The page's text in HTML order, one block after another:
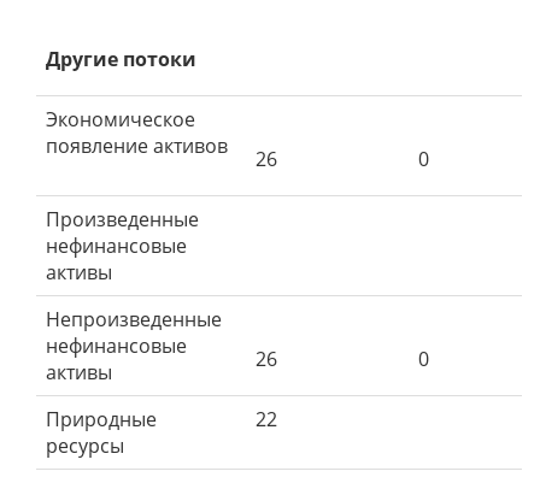
Другие потоки
Экономическое
появление активов
26 0
Произведенные
нефинансовые
активы
Непроизведенные
нефинансовые
активы
26 0
Природные
ресурсы
22